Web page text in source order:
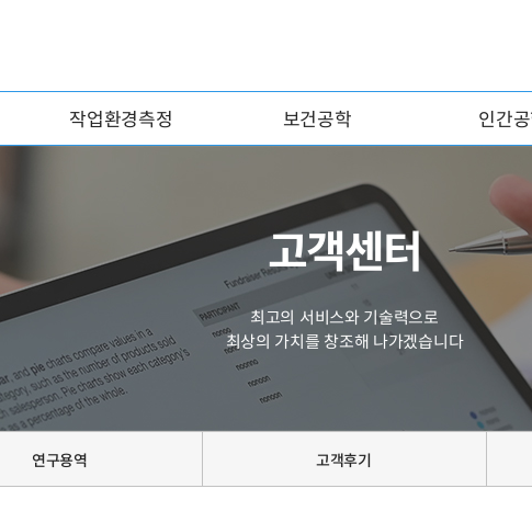
작업환경측정 보건공학 인간
고객센터
최고의 서비스와 기술력으로
최상의 가치를 창조해 나가겠습니다
연구용역 고객후기